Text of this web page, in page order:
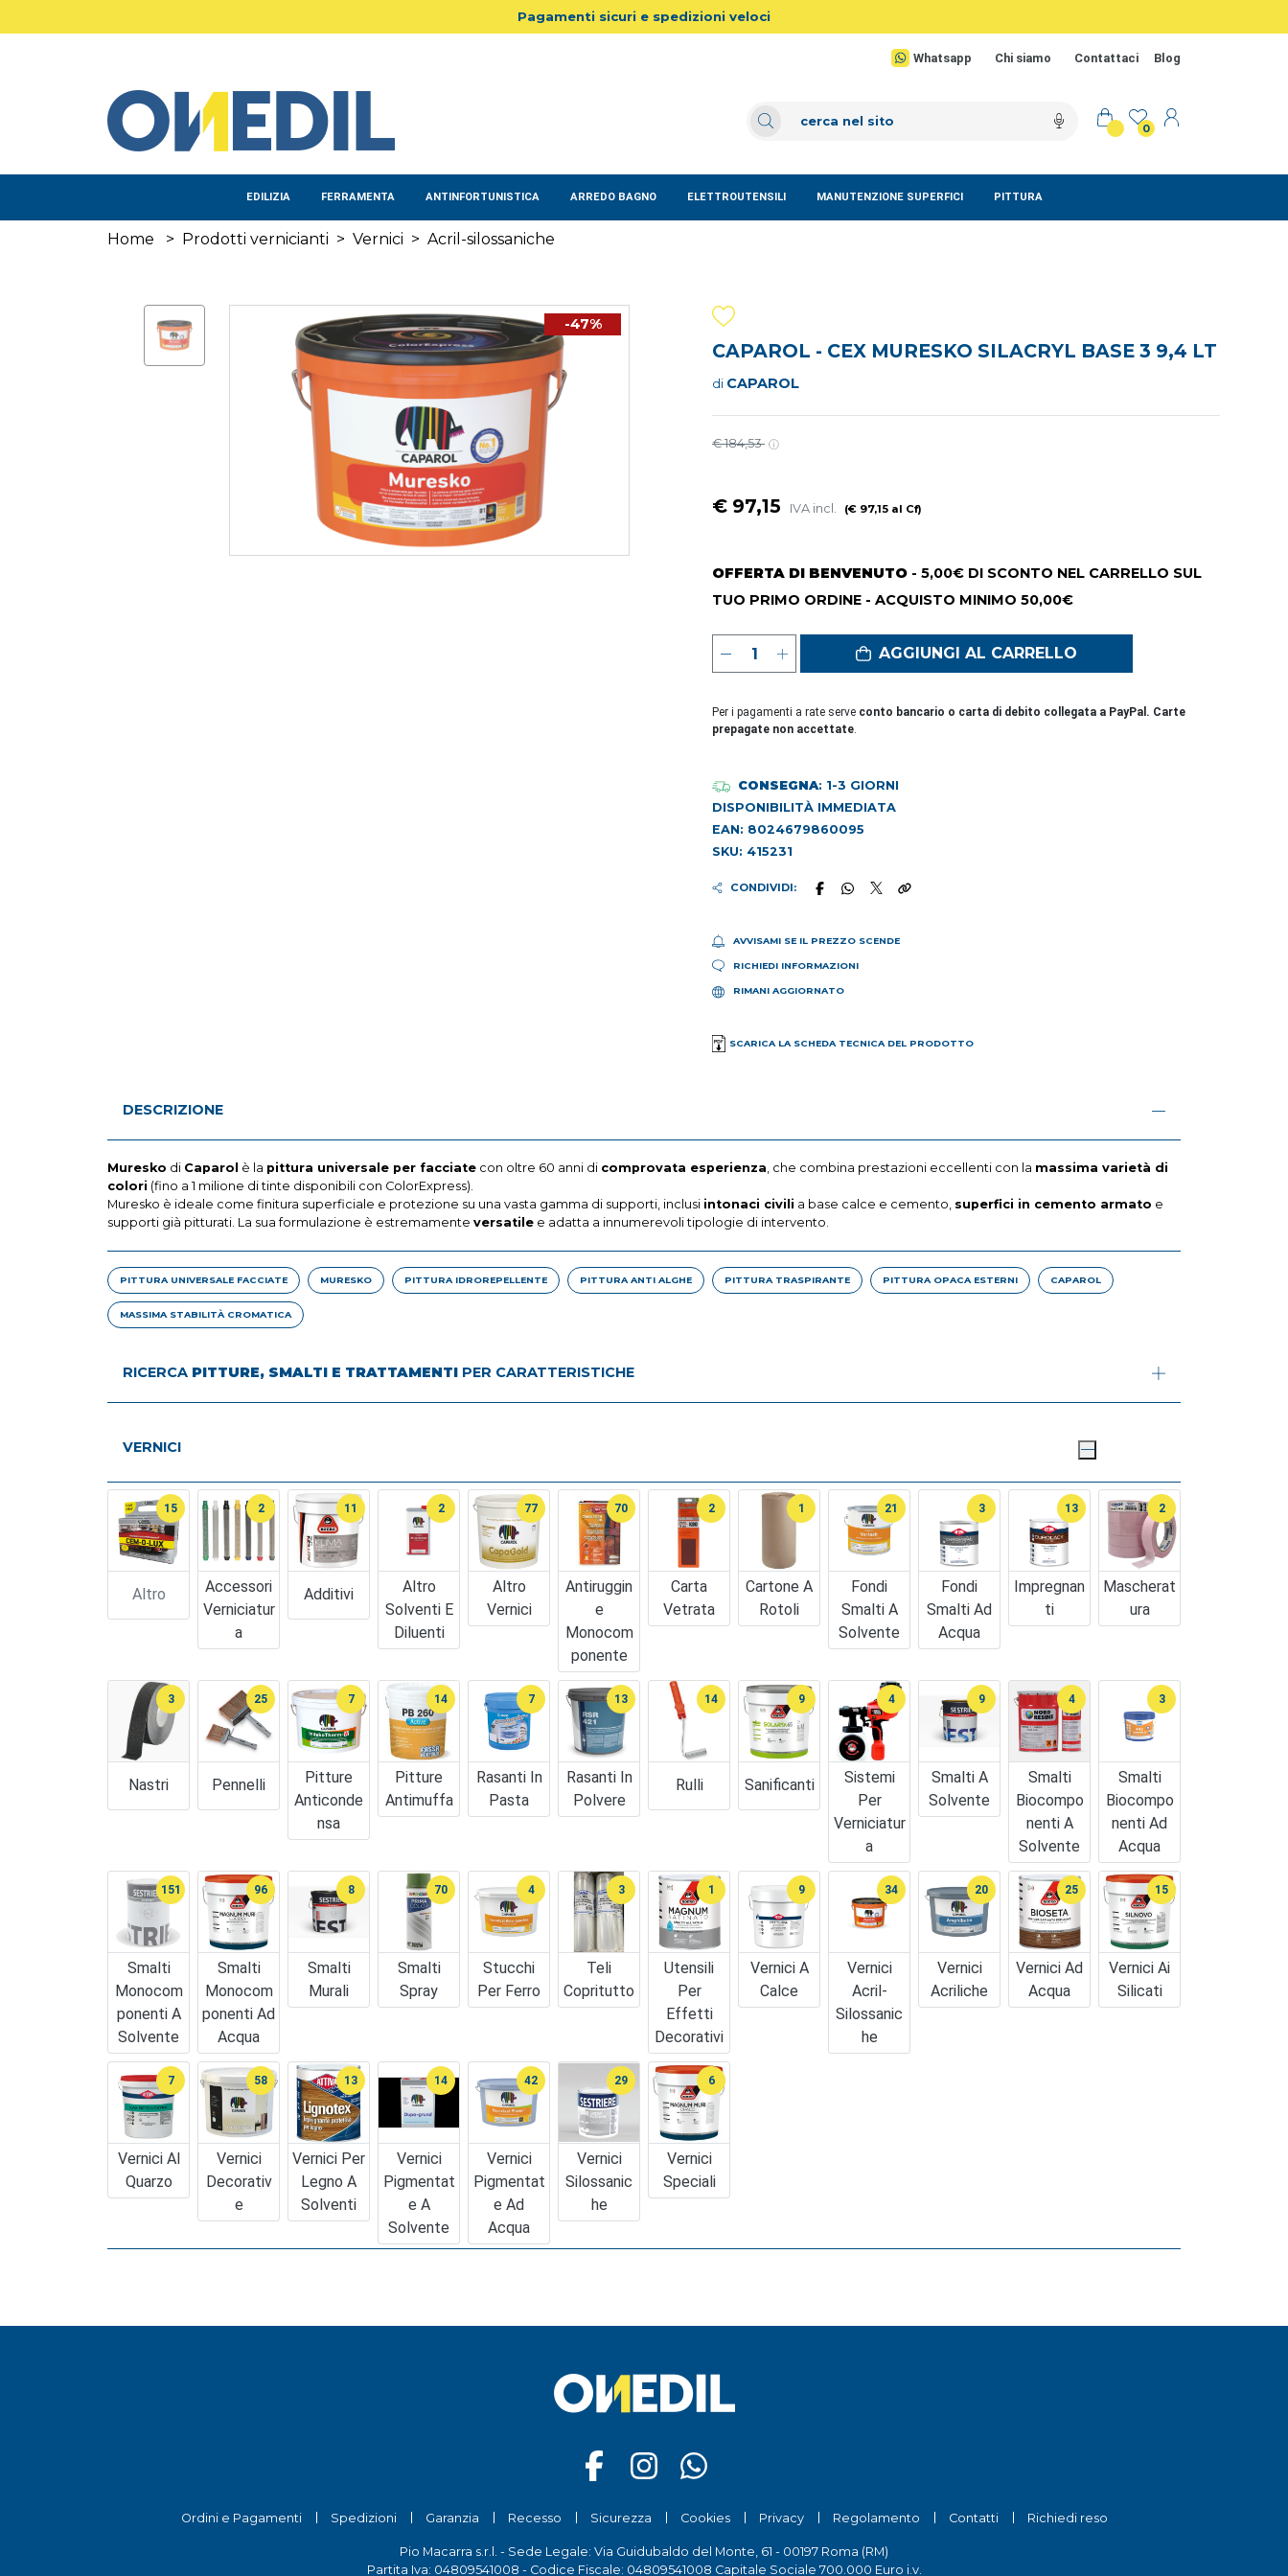
Pagamenti sicuri e spedizioni veloci
Whatsapp Chi siamo Contattaci Blog
0
EDILIZIA FERRAMENTA ANTINFORTUNISTICA ARREDO BAGNO ELETTROUTENSILI MANUTENZIONE SUPERFICI PITTURA
Home > Prodotti vernicianti > Vernici > Acril-silossaniche
-47%
CAPAROL - CEX MURESKO SILACRYL BASE 3 9,4 LT
di CAPAROL
€ 184,53
€ 97,15 IVA incl. (€ 97,15 al Cf)
OFFERTA DI BENVENUTO - 5,00€ DI SCONTO NEL CARRELLO SUL
TUO PRIMO ORDINE - ACQUISTO MINIMO 50,00€
AGGIUNGI AL CARRELLO
Per i pagamenti a rate serve conto bancario o carta di debito collegata a PayPal. Carte
prepagate non accettate.
CONSEGNA: 1-3 GIORNI
DISPONIBILITÀ IMMEDIATA
EAN: 8024679860095
SKU: 415231
CONDIVIDI:
AVVISAMI SE IL PREZZO SCENDE
RICHIEDI INFORMAZIONI
RIMANI AGGIORNATO
SCARICA LA SCHEDA TECNICA DEL PRODOTTO
DESCRIZIONE
Muresko di Caparol è la pittura universale per facciate con oltre 60 anni di comprovata esperienza , che combina prestazioni eccellenti con la massima varietà di
colori (fino a 1 milione di tinte disponibili con ColorExpress).
Muresko è ideale come finitura superficiale e protezione su una vasta gamma di supporti, inclusi intonaci civili a base calce e cemento, superfici in cemento armato e
supporti già pitturati. La sua formulazione è estremamente versatile e adatta a innumerevoli tipologie di intervento.
PITTURA UNIVERSALE FACCIATE MURESKO PITTURA IDROREPELLENTE PITTURA ANTI ALGHE PITTURA TRASPIRANTE PITTURA OPACA ESTERNI CAPAROL
MASSIMA STABILITÀ CROMATICA
RICERCA PITTURE, SMALTI E TRATTAMENTI PER CARATTERISTICHE
VERNICI
Altro
15
Accessori
Verniciatur
A
2
Additivi
11
Altro
Solventi E
Diluenti
2
Altro
Vernici
77
Antiruggin
E
Monocom
Ponente
70
Carta
Vetrata
2
Cartone A
Rotoli
1
Fondi
Smalti A
Solvente
21
Fondi
Smalti Ad
Acqua
3
Impregnan
Ti
13
Mascherat
Ura
2
Nastri
3
Pennelli
25
Pitture
Anticonde
Nsa
7
Pitture
Antimuffa
14
Rasanti In
Pasta
7
Rasanti In
Polvere
13
Rulli
14
Sanificanti
9
Sistemi
Per
Verniciatur
A
4
Smalti A
Solvente
9
Smalti
Biocompo
Nenti A
Solvente
4
Smalti
Biocompo
Nenti Ad
Acqua
3
Smalti
Monocom
Ponenti A
Solvente
151
Smalti
Monocom
Ponenti Ad
Acqua
96
Smalti
Murali
8
Smalti
Spray
70
Stucchi
Per Ferro
4
Teli
Copritutto
3
Utensili
Per
Effetti
Decorativi
1
Vernici A
Calce
9
Vernici
Acril-
Silossanic
He
34
Vernici
Acriliche
20
Vernici Ad
Acqua
25
Vernici Ai
Silicati
15
Vernici Al
Quarzo
7
Vernici
Decorativ
E
58
Vernici Per
Legno A
Solventi
13
Vernici
Pigmentat
E A
Solvente
14
Vernici
Pigmentat
E Ad
Acqua
42
Vernici
Silossanic
He
29
Vernici
Speciali
6
Ordini e Pagamenti Spedizioni Garanzia Recesso Sicurezza Cookies Privacy Regolamento Contatti Richiedi reso
Pio Macarra s.r.l. - Sede Legale: Via Guidubaldo del Monte, 61 - 00197 Roma (RM)
Partita Iva: 04809541008 - Codice Fiscale: 04809541008 Capitale Sociale 700.000 Euro i.v.